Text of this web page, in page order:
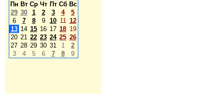
Пн Вт Ср Чт Пт Сб Вс
29 30 1 2 3 4
5
6
7 8 9 10 11 12
13 14 15 16 17 18 19
20 21 22 23 24 25 26
27 28 29 30 31 1
2
3
4 5 6 7 8 9